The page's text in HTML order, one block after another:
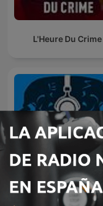
L'Heure Du Crime
Terrores Nocturnos